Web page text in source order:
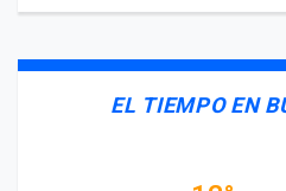
EL TIEMPO EN